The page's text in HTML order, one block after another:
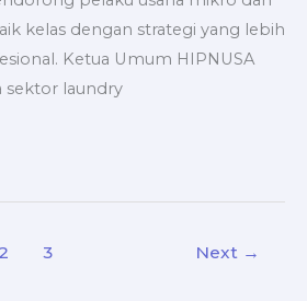
kelas dengan strategi yang lebih
Ketua Umum HIPNUSA
sektor laundry
2 3 Next →